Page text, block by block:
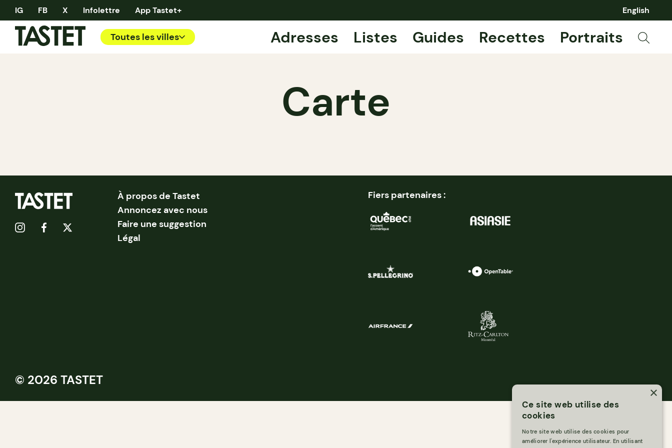
IG FB X Infolettre App Tastet+ English
Toutes les villes Adresses Listes Guides Recettes Portraits
Carte
À propos de Tastet
Annoncez avec nous
Faire une suggestion
Légal
Fiers partenaires :
© 2026 TASTET
×
Ce site web utilise des
cookies
Notre site web utilise des cookies pour
améliorer l'expérience utilisateur. En utilisant